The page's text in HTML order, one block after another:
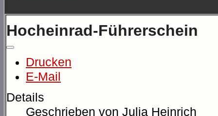
Hocheinrad-Führerschein
Drucken
E-Mail
Details
Geschrieben von Julia Heinrich